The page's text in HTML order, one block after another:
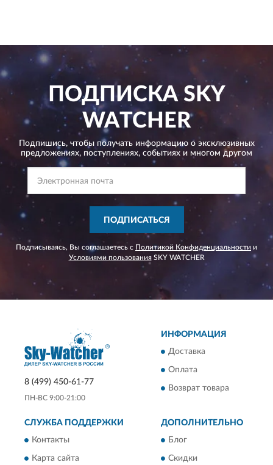
ПОДПИСКАSKY
WATCHER
Подпишись, чтобы получать информацию о эксклюзивных
предложениях, поступлениях, событиях и многом другом
ПОДПИСАТЬСЯ
Подписываясь, Вы соглашаетесь с Политикой Конфиденциальности и
Условиями пользованияSKY WATCHER
8 (499) 450-61-77
ПН-ВС 9:00-21:00
ИНФОРМАЦИЯ
Доставка
Оплата
Возврат товара
СЛУЖБА ПОДДЕРЖКИ
Контакты
Карта сайта
ДОПОЛНИТЕЛЬНО
Блог
Скидки